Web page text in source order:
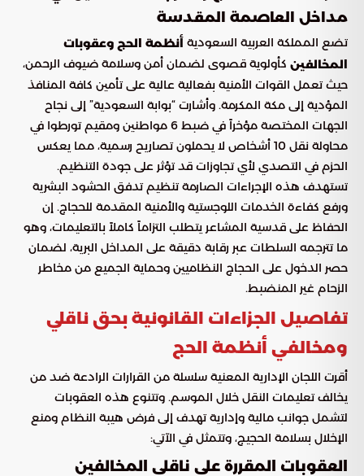
مداخل العاصمة المقدسة
تضع المملكة العربية السعودية أنظمة الحج وعقوبات
المخالفين كأولوية قصوى لضمان أمن وسلامة ضيوف الرحمن،
حيث تعمل القوات الأمنية بفعالية عالية على تأمين كافة المنافذ
المؤدية إلى مكة المكرمة. وأشارت “بوابة السعودية” إلى نجاح
الجهات المختصة مؤخراً في ضبط 6 مواطنين ومقيم تورطوا في
محاولة نقل 10 أشخاص لا يحملون تصاريح رسمية، مما يعكس
الحزم في التصدي لأي تجاوزات قد تؤثر على جودة التنظيم.
تستهدف هذه الإجراءات الصارمة تنظيم تدفق الحشود البشرية
ورفع كفاءة الخدمات اللوجستية والأمنية المقدمة للحجاج. إن
الحفاظ على قدسية المشاعر يتطلب التزاماً كاملاً بالتعليمات، وهو
ما تترجمه السلطات عبر رقابة دقيقة على المداخل البرية، لضمان
حصر الدخول على الحجاج النظاميين وحماية الجميع من مخاطر
الزحام غير المنضبط.
تفاصيل الجزاءات القانونية بحق ناقلي
ومخالفي أنظمة الحج
أقرت اللجان الإدارية المعنية سلسلة من القرارات الرادعة ضد من
يخالف تعليمات النقل خلال الموسم. وتتنوع هذه العقوبات
لتشمل جوانب مالية وإدارية تهدف إلى فرض هيبة النظام ومنع
الإخلال بسلامة الحجيج، وتتمثل في الآتي:
العقوبات المقررة على ناقلي المخالفين